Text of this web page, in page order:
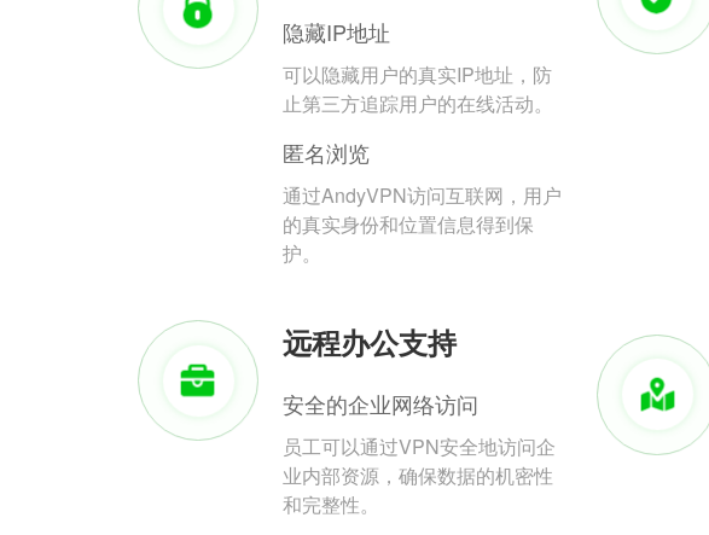
隐藏IP地址
可以隐藏用户的真实IP地址，防
止第三方追踪用户的在线活动。
匿名浏览
通过AndyVPN访问互联网，用户
的真实身份和位置信息得到保
护。
远程办公支持
安全的企业网络访问
员工可以通过VPN安全地访问企
业内部资源，确保数据的机密性
和完整性。